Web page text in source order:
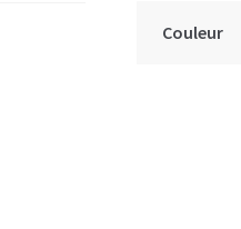
Couleur